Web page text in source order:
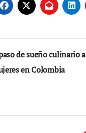
de sueño culinario a
en Colombia